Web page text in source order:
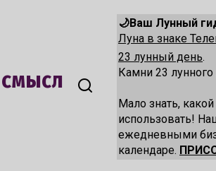
🌙Ваш Лунный
Луна в знаке
23 лунный день.
Камни 23
Мало знать,
использовать!
ежедневными
календаре.